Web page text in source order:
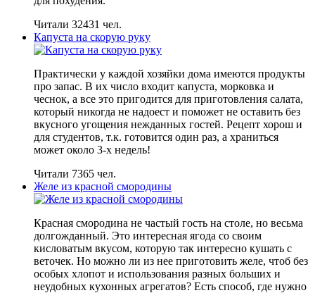
Читали 32431 чел.
Капуста на скорую руку
Практически у каждой хозяйки дома имеются продукты
про запас. В их число входит капуста, морковка и
чеснок, а все это пригодится для приготовления салата,
который никогда не надоест и поможет не оставить без
вкусного угощения нежданных гостей. Рецепт хорош и
для студентов, т.к. готовится один раз, а храниться
может около 3-х недель!
Читали 7365 чел.
Желе из красной смородины
Красная смородина не частый гость на столе, но весьма
долгожданный. Это интересная ягода со своим
кисловатым вкусом, которую так интересно кушать с
веточек. Но можно ли из нее приготовить желе, чтоб без
особых хлопот и использования разных больших и
неудобных кухонных агрегатов? Есть способ, где нужно